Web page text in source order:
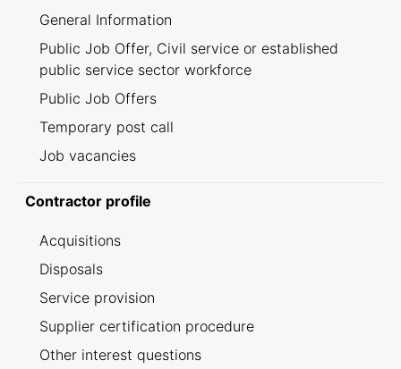
General Information
Public Job Offer, Civil service or established
public service sector workforce
Public Job Offers
Temporary post call
Job vacancies
Contractor profile
Acquisitions
Disposals
Service provision
Supplier certification procedure
Other interest questions